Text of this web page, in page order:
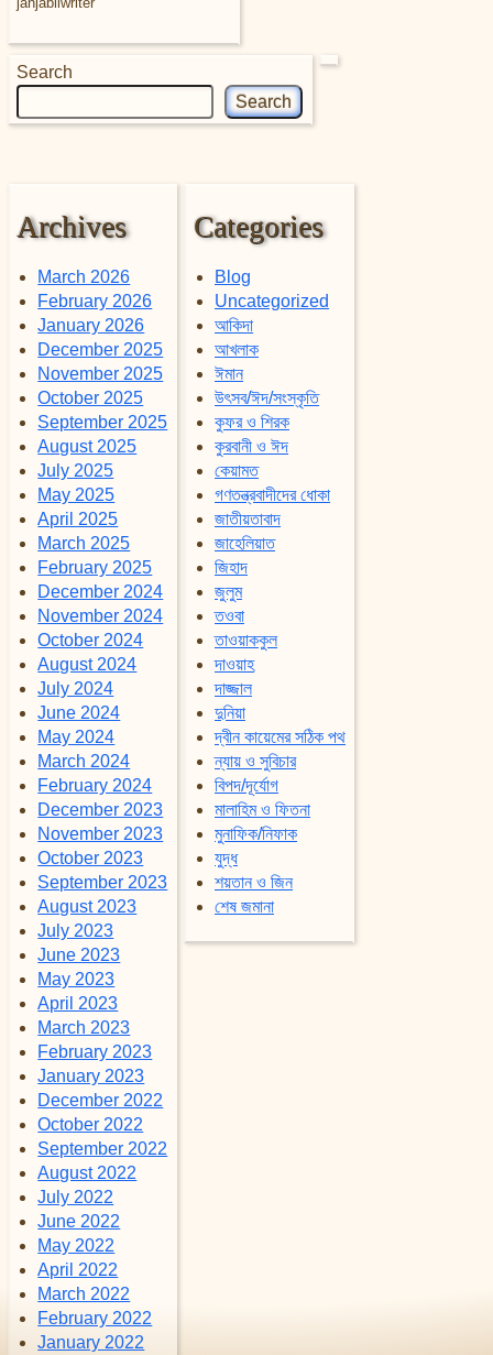
Search
Search
Archives
March 2026
February 2026
January 2026
December 2025
November 2025
October 2025
September 2025
August 2025
July 2025
May 2025
April 2025
March 2025
February 2025
December 2024
November 2024
October 2024
August 2024
July 2024
June 2024
May 2024
March 2024
February 2024
December 2023
November 2023
October 2023
September 2023
August 2023
July 2023
June 2023
May 2023
April 2023
March 2023
February 2023
January 2023
December 2022
October 2022
September 2022
August 2022
July 2022
June 2022
May 2022
April 2022
March 2022
February 2022
January 2022
Categories
Blog
Uncategorized
আকিদা
আখলাক
ঈমান
উৎসব/ঈদ/সংস্কৃতি
কুফর ও শিরক
কুরবানী ও ঈদ
কেয়ামত
গণতন্ত্রবাদীদের ধোকা
জাতীয়তাবাদ
জাহেলিয়াত
জিহাদ
জুলুম
তওবা
তাওয়াককুল
দাওয়াহ
দাজ্জাল
দুনিয়া
দ্বীন কায়েমের সঠিক পথ
ন্যায় ও সুবিচার
বিপদ/দূর্যোগ
মালাহিম ও ফিতনা
মুনাফিক/নিফাক
যুদ্ধ
শয়তান ও জিন
শেষ জমানা